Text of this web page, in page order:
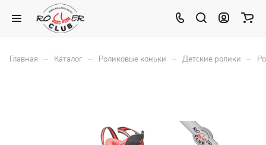
Главная – Каталог – Роликовые коньки – Детские ролики –